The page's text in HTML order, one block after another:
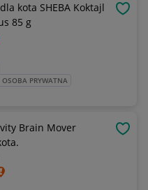
kota SHEBA Koktajl
85 g
OSOBA PRYWATNA
Brain Mover